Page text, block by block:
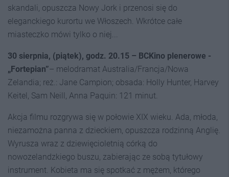
skandali, opuszcza Nowy Jork i przenosi się do
eleganckiego kurortu we Włoszech. Wkrótce całe
miasteczko mówi tylko o niej...
30 sierpnia, (piątek), godz. 20.15 – BCKino plenerowe -
„Fortepian”– melodramat Australia/Francja/Nowa
Zelandia; reż.: Jane Campion; obsada: Holly Hunter, Harvey
Keitel, Sam Neill, Anna Paquin: 121 minut.
Akcja filmu rozgrywa się w połowie XIX wieku. Ada, młoda,
niezamożna panna z dzieckiem, opuszcza rodzinną Anglię.
Wyrusza wraz z dziewięcioletnią córką do
nowozelandzkiego buszu, zabierając ze sobą tytułowy
instrument. Kobieta ma się spotkać z mężem, którego